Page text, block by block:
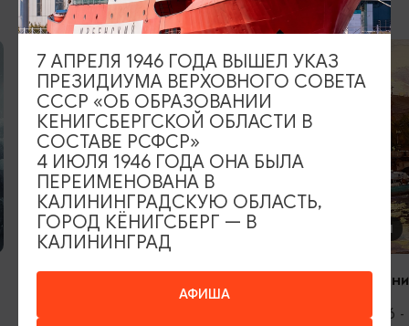
ОТ 1000₽
КОНЦЕРТЫ
Константин Бутаков. StandUp
11.09.2026, 19:00
ВЫСТАВКИ
06.08.2026
АФИША
7 АПРЕЛЯ 1946 ГОДА ВЫШЕЛ УКАЗ
ПРЕЗИДИУМА ВЕРХОВНОГО СОВЕТА
СССР «ОБ ОБРАЗОВАНИИ
КЕНИГСБЕРГСКОЙ ОБЛАСТИ В
СОСТАВЕ РСФСР»
4 ИЮЛЯ 1946 ГОДА ОНА БЫЛА
ПЕРЕИМЕНОВАНА В
КАЛИНИНГРАДСКУЮ ОБЛАСТЬ,
ГОРОД КЁНИГСБЕРГ — В
КАЛИНИНГРАД